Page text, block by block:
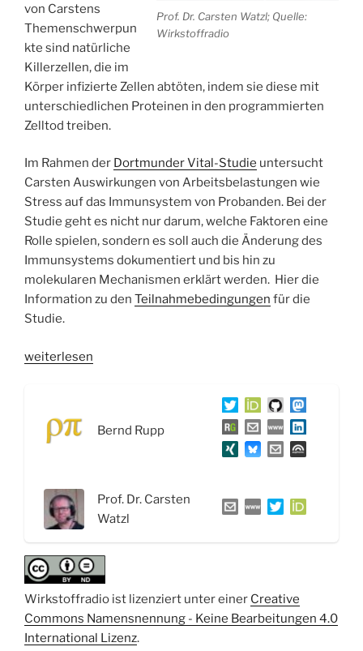
Prof. Dr. Carsten Watzl; Quelle:
Wirkstoffradio
von Carstens
Themenschwerpun
kte sind natürliche
Killerzellen, die im
Körper infizierte Zellen abtöten, indem sie diese mit
unterschiedlichen Proteinen in den programmierten
Zelltod treiben.
Im Rahmen der Dortmunder Vital-Studie untersucht
Carsten Auswirkungen von Arbeitsbelastungen wie
Stress auf das Immunsystem von Probanden. Bei der
Studie geht es nicht nur darum, welche Faktoren eine
Rolle spielen, sondern es soll auch die Änderung des
Immunsystems dokumentiert und bis hin zu
molekularen Mechanismen erklärt werden. Hier die
Information zu den Teilnahmebedingungen für die
Studie.
„WSR060
Arbeit
mit
Carsten
Watzl“
weiterlesen
Bernd Rupp
Prof. Dr. Carsten
Watzl
Wirkstoffradio ist lizenziert unter einer Creative
Commons Namensnennung - Keine Bearbeitungen 4.0
International Lizenz.